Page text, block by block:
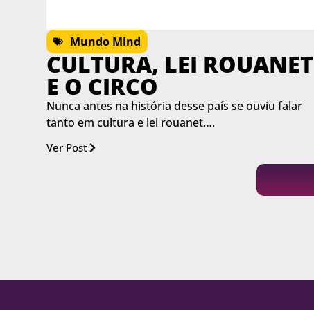
Mundo Mind
CULTURA, LEI ROUANET
E O CIRCO
Nunca antes na história desse país se ouviu falar
tanto em cultura e lei rouanet….
Ver Post